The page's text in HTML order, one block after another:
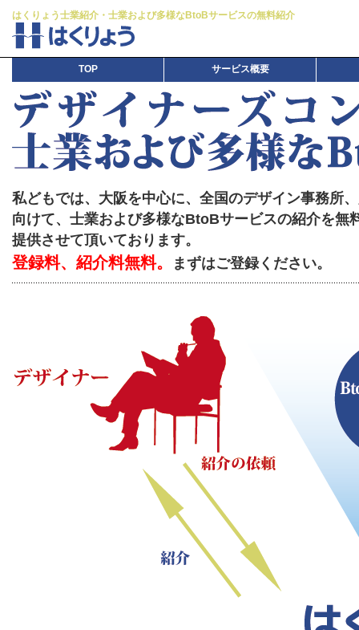
はくりょう士業紹介・士業および多様なBtoBサービスの無料紹介
TOP サービス概要
私どもでは、大阪を中心に、全国のデザイン事務所
向けて、士業および多様なBtoBサービスの紹介を無
提供させて頂いております。
登録料、紹介料無料。 まずはご登録ください。